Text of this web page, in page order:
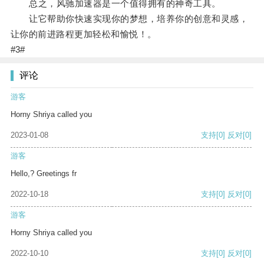
总之，风驰加速器是一个值得拥有的神奇工具。
让它帮助你快速实现你的梦想，培养你的创意和灵感，
让你的前进路程更加轻松和愉悦！。
#3#
评论
游客
Horny Shriya called you
2023-01-08 支持[0] 反对[0]
游客
Hello,? Greetings fr
2022-10-18 支持[0] 反对[0]
游客
Horny Shriya called you
2022-10-10 支持[0] 反对[0]